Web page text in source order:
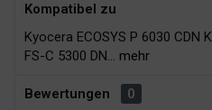
Kompatibel zu
Kyocera ECOSYS P 6030 CDN
FS-C 5300 DN... mehr
Bewertungen
0